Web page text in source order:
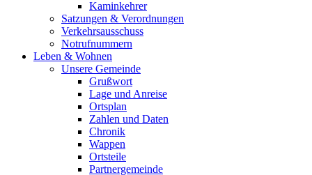
Kaminkehrer
Satzungen & Verordnungen
Verkehrsausschuss
Notrufnummern
Leben & Wohnen
Unsere Gemeinde
Grußwort
Lage und Anreise
Ortsplan
Zahlen und Daten
Chronik
Wappen
Ortsteile
Partnergemeinde